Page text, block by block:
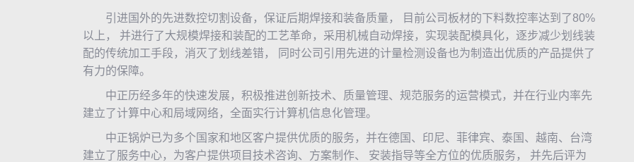
引进国外的先进数控切割设备，保证后期焊接和装备质量， 目前公司板材的下料数控率达到了80%
以上， 并进行了大规模焊接和装配的工艺革命，采用机械自动焊接，实现装配模具化，逐步减少划线装
配的传统加工手段，消灭了划线差错， 同时公司引用先进的计量检测设备也为制造出优质的产品提供了
有力的保障。
中正历经多年的快速发展，积极推进创新技术、质量管理、规范服务的运营模式，并在行业内率先
建立了计算中心和局域网络，全面实行计算机信息化管理。
中正锅炉已为多个国家和地区客户提供优质的服务，并在德国、印尼、菲律宾、泰国、越南、台湾
建立了服务中心，为客户提供项目技术咨询、方案制作、 安装指导等全方位的优质服务， 并先后评为